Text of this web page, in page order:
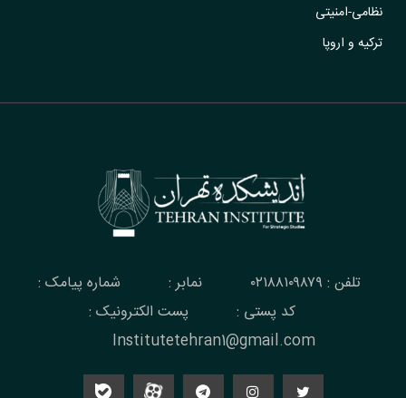
نظامی-امنیتی
ترکیه و اروپا
تلفن : ۰۲۱۸۸۱۰۹۸۷۹ نمابر :
شماره پیامک :
کد پستی :
پست الکترونیک :
Institutetehran1@gmail.com